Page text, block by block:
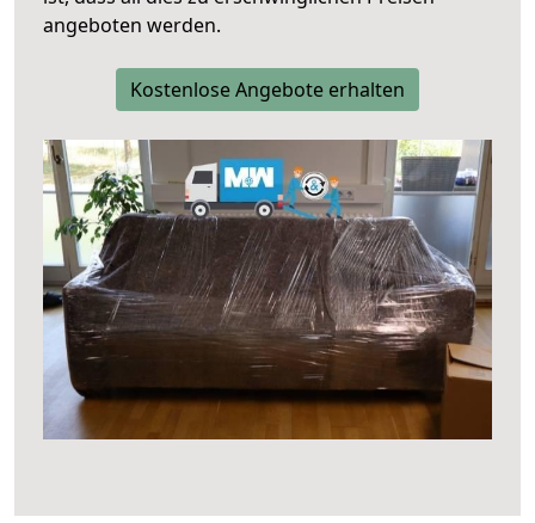
angeboten werden.
Kostenlose Angebote erhalten